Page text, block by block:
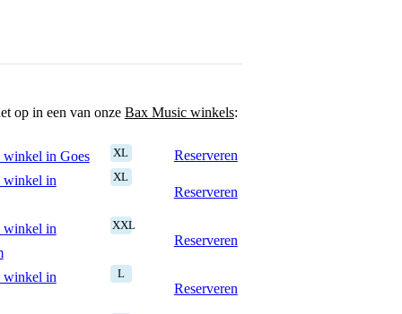
op in een van onze Bax Music winkels:
in Goes XL
Reserveren
winkel in
XL
Reserveren
winkel in
XXL
Reserveren
winkel in
L
Reserveren